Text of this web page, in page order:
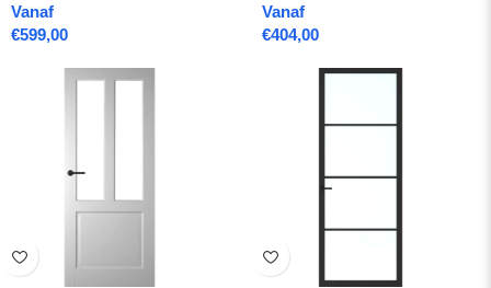
Vanaf
€599,00
Vanaf
€404,00